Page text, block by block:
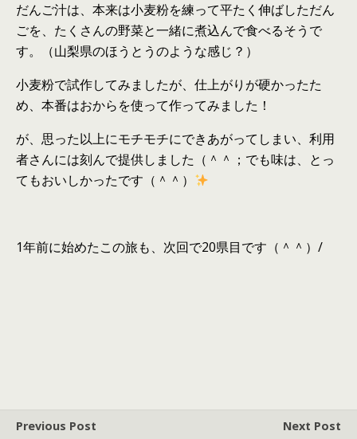
だんご汁は、本来は小麦粉を練って平たく伸ばしただん
ごを、たくさんの野菜と一緒に煮込んで食べるそうで
す。
（山梨県のほうとうのような感じ？）
小麦粉で試作してみましたが、仕上がりが硬かったた
め、本番はおからを使って作ってみました！
が、思った以上にモチモチにできあがってしまい、利用
者さんには刻んで提供しました（＾＾；でも味は、とっ
てもおいしかったです（＾＾）
1年前に始めたこの旅も、次回で20県目です（＾＾）/
Previous Post
Next Post